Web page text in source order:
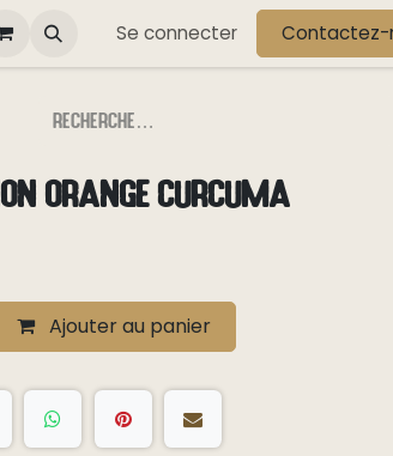
Postes Se connecter Contactez-
Orange Curcuma
Ajouter au panier